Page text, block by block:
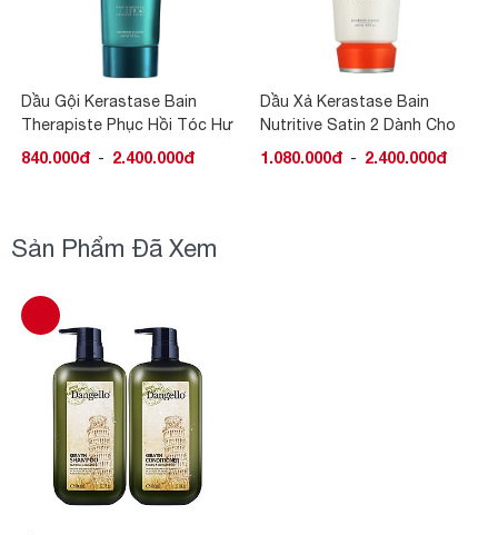
Dầu Gội Kerastase Bain
Therapiste Phục Hồi Tóc Hư
Tổn
840.000đ - 2.400.000đ
Dầu Xả Kerastase Bain
Nutritive Satin 2 Dành Cho
Tóc Khô
1.080.000đ - 2.400.000đ
Sản Phẩm Đã Xem